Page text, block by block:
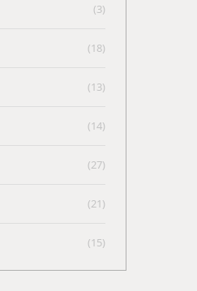
(3)
(18)
(13)
(14)
(27)
(21)
(15)